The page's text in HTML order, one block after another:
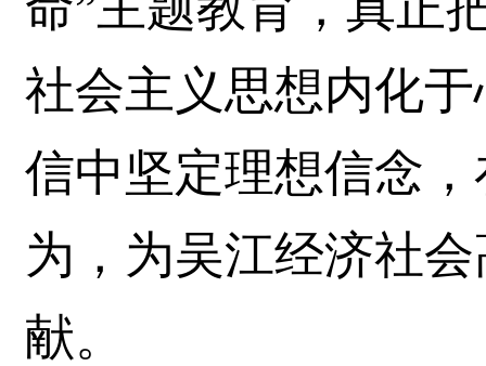
社会主义思想内化
信中坚定理想信念
为，为吴江经济社
献。